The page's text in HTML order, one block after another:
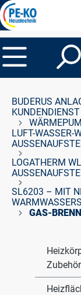
springen
BUDERUS
KUNDENDIENST
LUFT-WASSER-
LOGATHERM
SL6203 – MIT
GAS-
Zubehör